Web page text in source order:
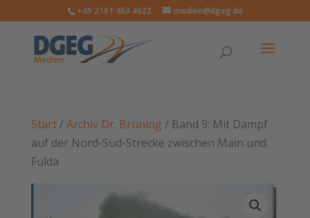
+49 2161 463 4622 medien@dgeg.de
Start/Archiv Dr. Brüning / Band 9: Mit Dampf
auf der Nord-Süd-Strecke zwischen Main und
Fulda